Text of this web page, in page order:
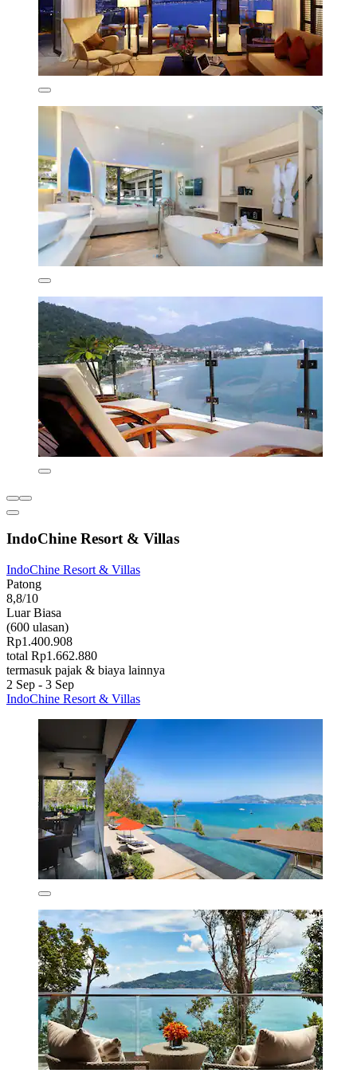
IndoChine Resort & Villas
IndoChine Resort & Villas
Patong
8,8/10
Luar Biasa
(600 ulasan)
Rp1.400.908
total Rp1.662.880
termasuk pajak & biaya lainnya
2 Sep - 3 Sep
IndoChine Resort & Villas